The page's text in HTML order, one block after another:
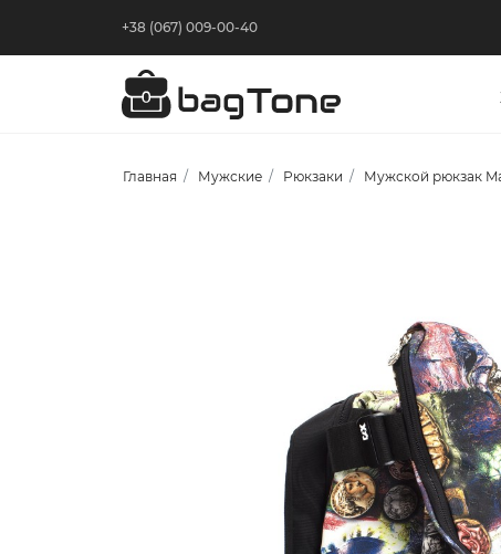
+38 (067) 009-00-40
Главная Мужские Рюкзаки Мужской рюкзак